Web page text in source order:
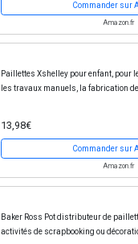
Commander sur
Amazon.fr
Paillettes Xshelley pour enfant, pour
les travaux manuels, la fabrication
13,98€
Commander sur
Amazon.fr
Baker Ross Pot distributeur de
activités de scrapbooking ou